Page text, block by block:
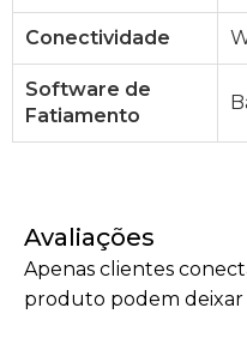
Conectividade
Software de
Fatiamento
Avaliações
Apenas clientes
produto podem deixar